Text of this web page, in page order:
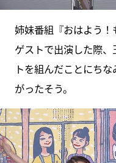
姉妹番組『おはよう
ゲストで出演した際
トを組んだことにち
がったそう。